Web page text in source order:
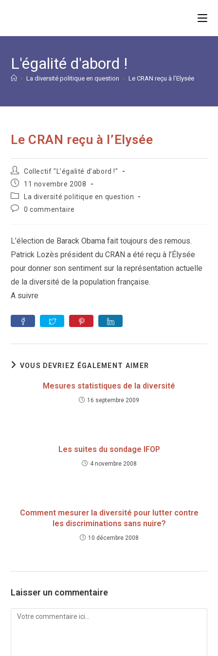
L'égalité d'abord !
> La diversité politique en question > Le CRAN reçu à l’Elysée
Le CRAN reçu à l’Elysée
Auteur/autrice
de
la
publication :
Collectif "L’égalité d’abord !"
Publication
publiée :
11 novembre 2008
Post
category:
La diversité politique en question
Commentaires
0 commentaire
L’élection de Barack Obama fait toujours des remous.
Patrick Lozès président du CRAN a été reçu à l’Élysée
pour donner son sentiment sur la représentation actuelle
de la diversité de la population française.
A suivre
VOUS DEVRIEZ ÉGALEMENT AIMER
Mesures statistiques de la diversité
16 septembre 2009
Les suites du sondage IFOP
4 novembre 2008
Comment mesurer la diversité pour lutter contre
les discriminations sans nuire?
10 décembre 2008
Laisser un commentaire
Comment